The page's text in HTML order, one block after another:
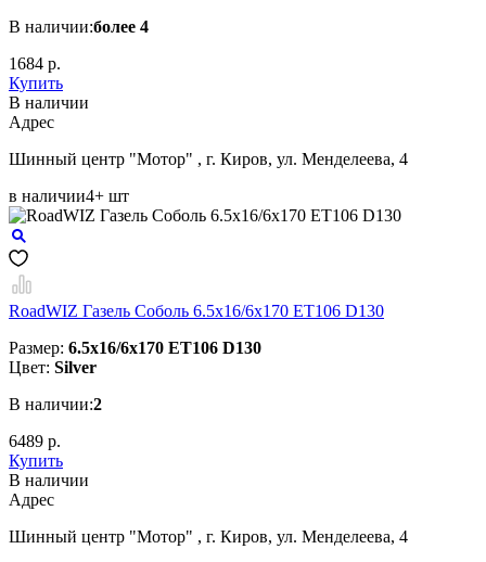
В наличии:более 4
1684 р.
Купить
В наличии
Aдрес
Шинный центр "Мотор" , г. Киров, ул. Менделеева, 4
в наличии4+ шт
RoadWIZ Газель Соболь 6.5x16/6x170 ET106 D130
Размер: 6.5x16/6x170 ET106 D130
Цвет: Silver
В наличии:2
6489 р.
Купить
В наличии
Aдрес
Шинный центр "Мотор" , г. Киров, ул. Менделеева, 4